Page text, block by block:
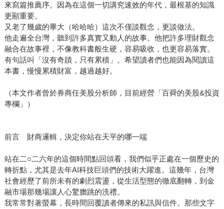
來寫篇推薦序。因為在這個一切講究速效的年代，最根基的知識
更顯重要。
又老了幾歲的畢大（哈哈哈）這次不僅談觀念，更談做法。
他走遍全台灣，聽到許多真實又動人的故事。他把許多理財觀念
融合在故事裡，不像教科書般生硬，容易吸收，也更容易落實。
有句話叫「沒有奇蹟，只有累積」。希望讀者們也能因為閱讀這
本書，慢慢累積財富，越過越好。
（本文作者曾於券商任美股分析師，目前經營「百舜的美股&投資
專欄」）
前言 財商邏輯，決定你站在天平的哪一端
站在二○二六年的這個時間點回頭看，我們似乎正處在一個歷史的
轉折點，尤其是去年AI科技巨頭們的技術大躍進。這幾年，台灣
社會經歷了前所未有的劇烈震盪，從生活型態的徹底翻轉，到金
融市場那幾場讓人心驚膽跳的洗禮。
我常常對著螢幕，長時間回覆讀者傳來的私訊與信件。那些文字